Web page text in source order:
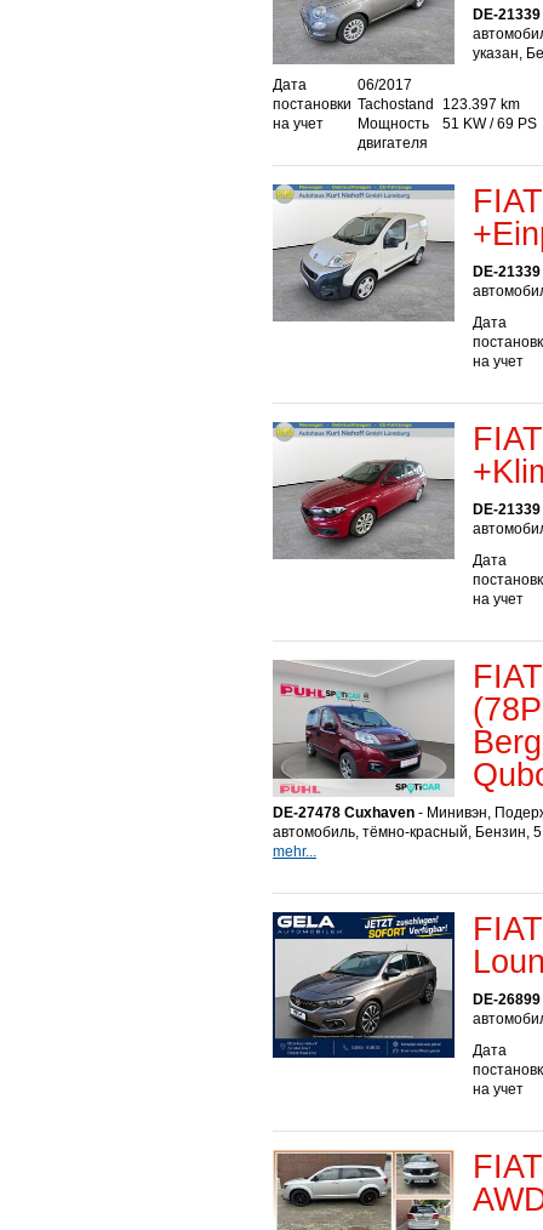
DE-
указан,
Дата
постановки
на учет
06/2017
Tachostand
123.397 km
Мощность
двигателя
51 KW / 69 PS
DE-
Дата
на учет
DE-
Дата
на учет
DE-27478 Cuxhaven - Минивэн,
автомобиль, тёмно-красный, Бензин,
mehr...
DE-
Дата
на учет